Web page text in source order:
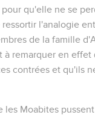
qu'elle ne se
l'analogie
de la famille
remarquer en
contrées et qu'ils
les Moabites